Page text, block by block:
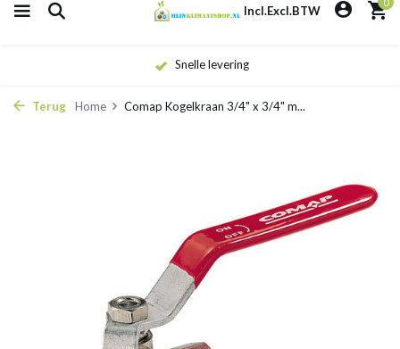
Incl.Excl.BTW
Snelle levering
Terug Home Comap Kogelkraan 3/4" x 3/4" m...